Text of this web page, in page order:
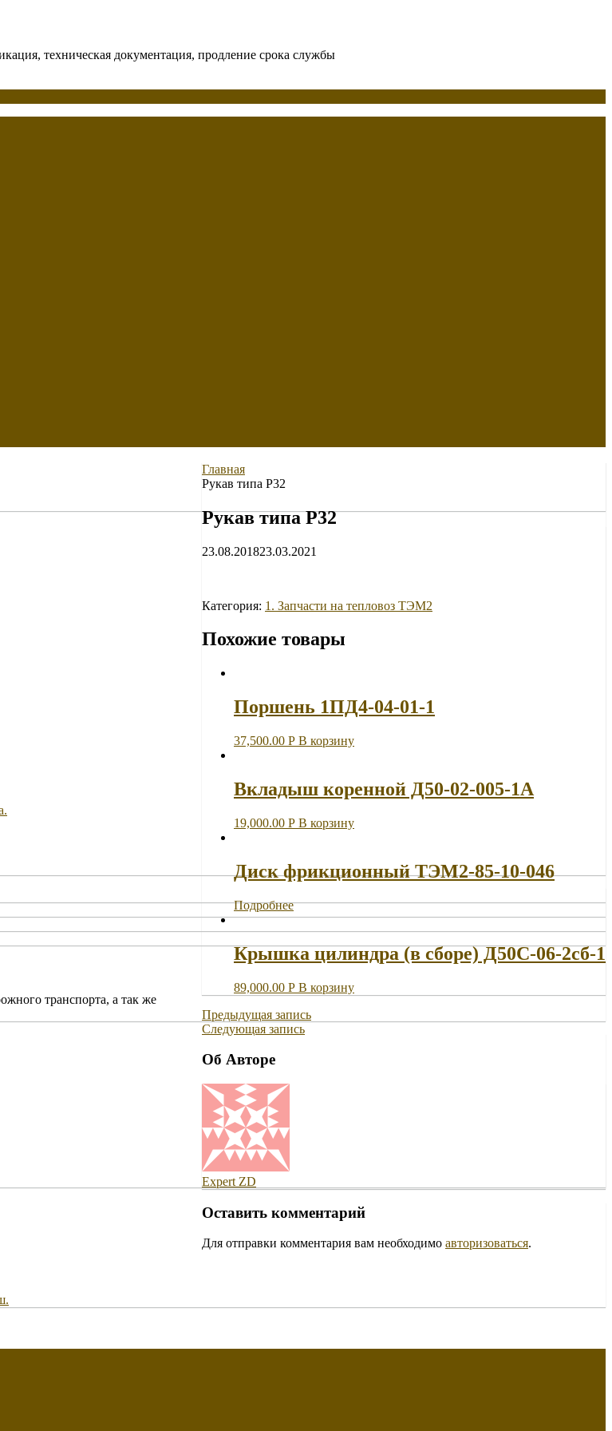
техническая документация, продление срока службы
Главная
Рукав типа Р32
Рукав типа Р32
23.08.201823.03.2021
Категория: 1. Запчасти на тепловоз ТЭМ2
Похожие товары
Поршень 1ПД4-04-01-1
37,500.00 Р В корзину
Вкладыш коренной Д50-02-005-1A
19,000.00 Р В корзину
Диск фрикционный ТЭМ2-85-10-046
Подробнее
Крышка цилиндра (в сборе) Д50С-06-2сб-1
89,000.00 Р В корзину
Предыдущая запись
Следующая запись
Об Авторе
Expert ZD
Оставить комментарий
Для отправки комментария вам необходимо авторизоваться.
транспорта, а так же